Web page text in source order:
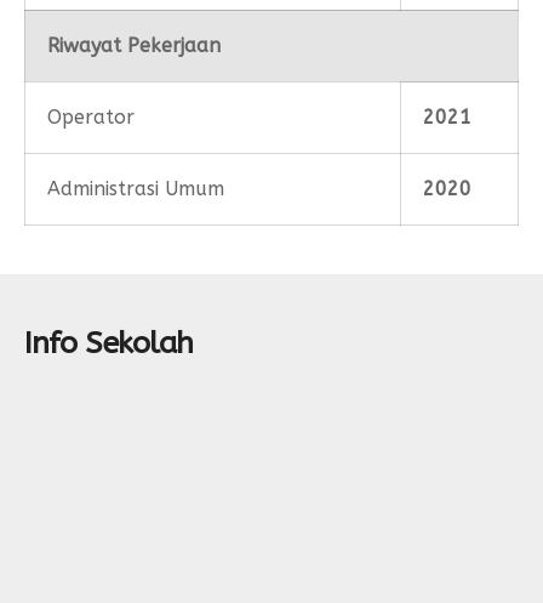
Riwayat Pekerjaan
Operator 2021
Administrasi Umum 2020
Info Sekolah